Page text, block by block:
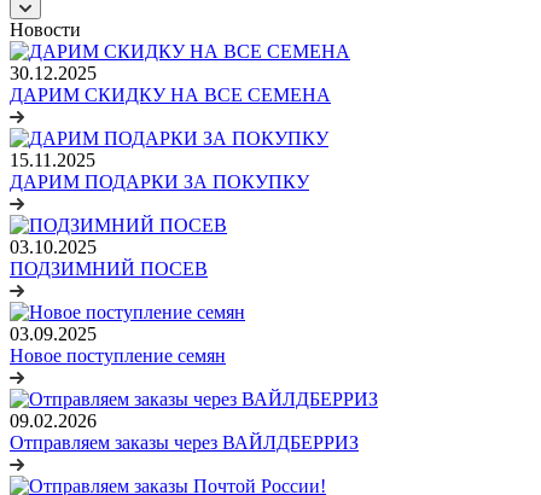
Новости
30.12.2025
ДАРИМ СКИДКУ НА ВСЕ СЕМЕНА
15.11.2025
ДАРИМ ПОДАРКИ ЗА ПОКУПКУ
03.10.2025
ПОДЗИМНИЙ ПОСЕВ
03.09.2025
Новое поступление семян
09.02.2026
Отправляем заказы через ВАЙЛДБЕРРИЗ